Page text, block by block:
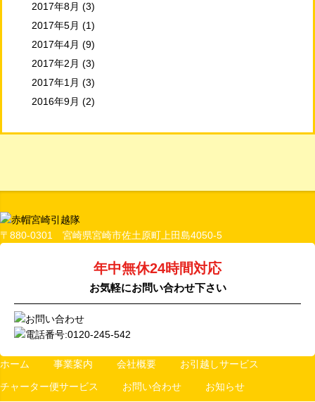
2017年8月 (3)
2017年5月 (1)
2017年4月 (9)
2017年2月 (3)
2017年1月 (3)
2016年9月 (2)
〒880-0301 宮崎県宮崎市佐土原町上田島4050-5
年中無休24時間対応
お気軽にお問い合わせ下さい
ホーム 事業案内 会社概要
お引越しサービス
チャーター便サービス
お問い合わせ お知らせ